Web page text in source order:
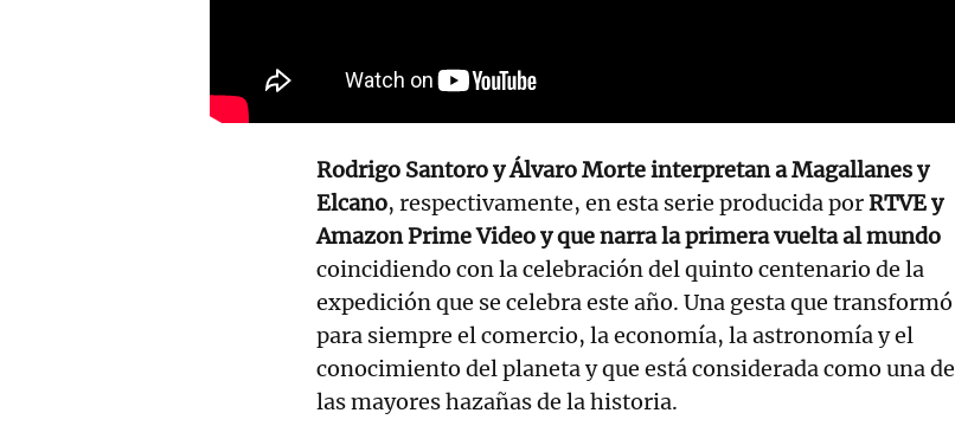
Rodrigo Santoro y Álvaro Morte interpretan a Magallanes y
Elcano, respectivamente, en esta serie producida porRTVE y
Amazon Prime Video y que narra la primera vuelta al mundo
coincidiendo con la celebración del quinto centenario de la
expedición que se celebra este año. Una gesta que transformó
para siempre el comercio, la economía, la astronomía y el
conocimiento del planeta y que está considerada como una de
las mayores hazañas de la historia.